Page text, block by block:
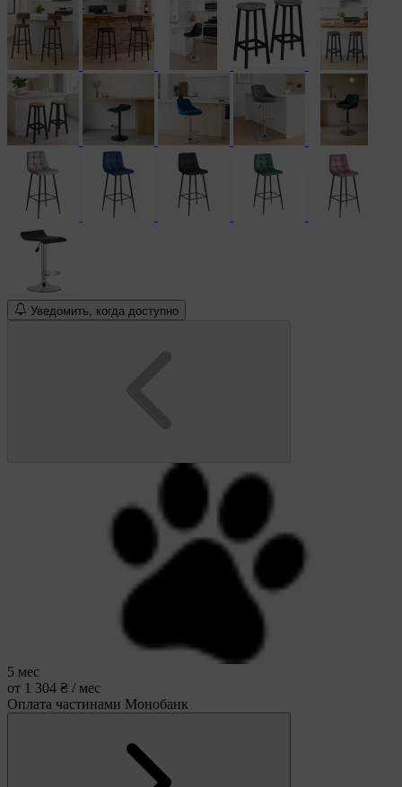
Уведомить, когда доступно
5 мес
от 1 304 ₴ / мес
Оплата частинами Монобанк